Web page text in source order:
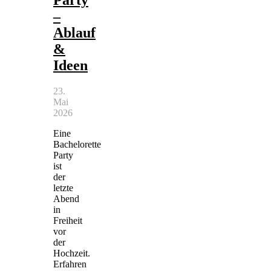
–
Ablauf
&
Ideen
23.
Mai
2026
Eine
Bachelorette
Party
ist
der
letzte
Abend
in
Freiheit
vor
der
Hochzeit.
Erfahren